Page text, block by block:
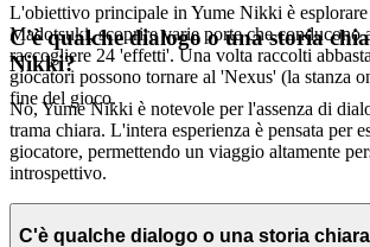
L'obiettivo principale in Yume Nikki è
Madotsuki, scoprire varie porte che conducono
raccogliere 24 'effetti'. Una volta raccolti
giocatori possono tornare al 'Nexus' (la stanza
fine del gioco.
C'è qualche dialogo o una storia
Nikki?
No, Yume Nikki è notevole per l'assenza di
trama chiara. L'intera esperienza è pensata per
giocatore, permettendo un viaggio altamente
introspettivo.
C'è qualche dialogo o una storia